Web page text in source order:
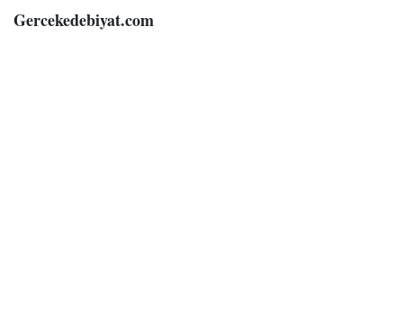
Gercekedebiyat.com